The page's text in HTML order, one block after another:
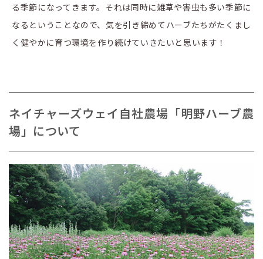
る季節になってきます。それは同時に雑草や害虫も多い季節に
なるということなので、気を引き締めてハーブたちがたくまし
く健やかに育つ環境を作り続けていきたいと思います！
ネイチャーズウェイ自社農場「明野ハーブ農
場」について